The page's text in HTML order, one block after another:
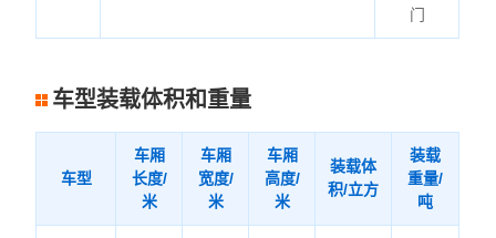
门
车型装载体积和重量
车型
车厢
长度/
米
车厢
宽度/
米
车厢
高度/
米
装载体
积/立方
装载
重量/
吨